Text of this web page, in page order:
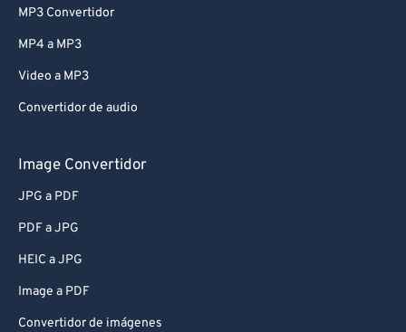
MP3 Convertidor
MP4 a MP3
Video a MP3
Convertidor de audio
Image Convertidor
JPG a PDF
PDF a JPG
HEIC a JPG
Image a PDF
Convertidor de imágenes